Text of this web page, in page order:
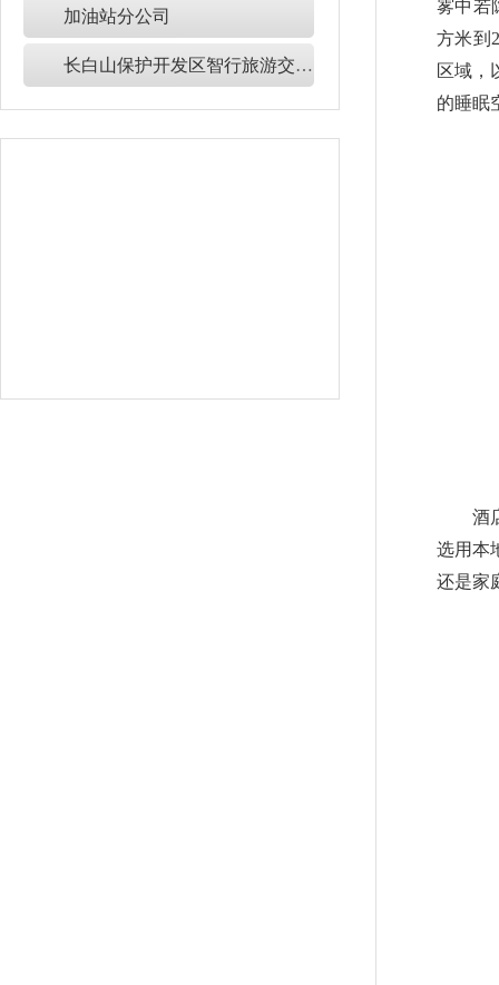
加油站分公司
长白山保护开发区智行旅游交通服务有限公司
雾中若
方米到
区域，
的睡眠
酒
选用本
还是家